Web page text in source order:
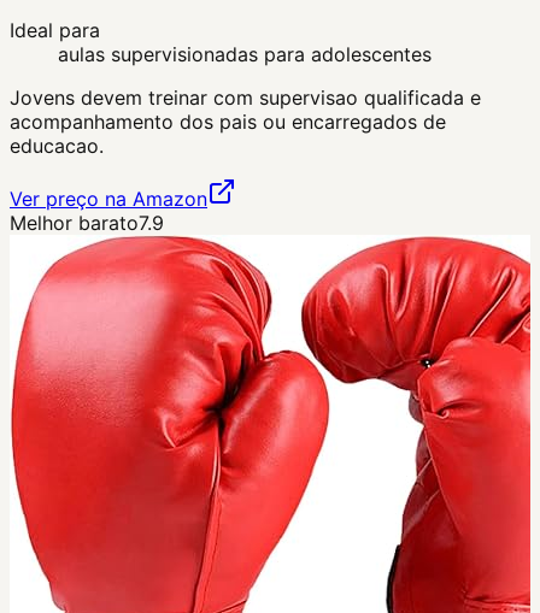
Ideal para
aulas supervisionadas para adolescentes
Jovens devem treinar com supervisao qualificada e
acompanhamento dos pais ou encarregados de
educacao.
Ver preço na Amazon
Melhor barato7.9